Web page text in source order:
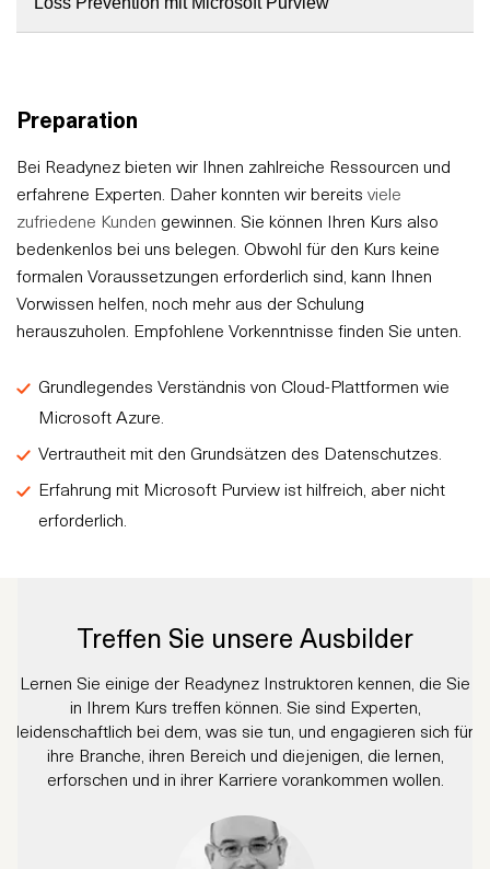
Preparation
Bei Readynez bieten wir Ihnen zahlreiche Ressourcen und
erfahrene Experten. Daher konnten wir bereits viele
zufriedene Kunden gewinnen. Sie können Ihren Kurs also
bedenkenlos bei uns belegen. Obwohl für den Kurs keine
formalen Voraussetzungen erforderlich sind, kann Ihnen
Vorwissen helfen, noch mehr aus der Schulung
herauszuholen. Empfohlene Vorkenntnisse finden Sie unten.
Grundlegendes Verständnis von Cloud-Plattformen wie
Microsoft Azure.
Vertrautheit mit den Grundsätzen des Datenschutzes.
Erfahrung mit Microsoft Purview ist hilfreich, aber nicht
erforderlich.
Treffen Sie unsere Ausbilder
Lernen Sie einige der Readynez Instruktoren kennen, die Sie
in Ihrem Kurs treffen können. Sie sind Experten,
leidenschaftlich bei dem, was sie tun, und engagieren sich für
ihre Branche, ihren Bereich und diejenigen, die lernen,
erforschen und in ihrer Karriere vorankommen wollen.